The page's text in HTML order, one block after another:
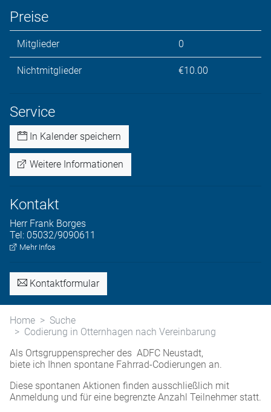
Preise
Mitglieder 0
Nichtmitglieder €10.00
Service
In Kalender speichern
Weitere Informationen
Kontakt
Herr Frank Borges
Tel: 05032/9090611
Mehr Infos
Kontaktformular
Home
Suche
Codierung in Otternhagen nach Vereinbarung
Als Ortsgruppensprecher des ADFC Neustadt,
biete ich Ihnen spontane Fahrrad-Codierungen an.
Diese spontanen Aktionen finden ausschließlich mit
Anmeldung und für eine begrenzte Anzahl Teilnehmer statt.